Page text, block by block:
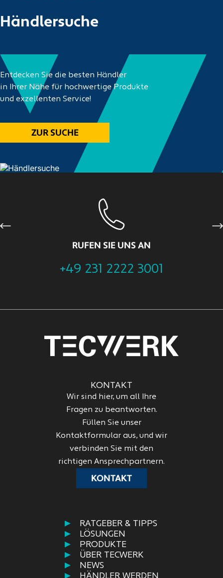
Händlersuche
Entdecken Sie die besten Händler
in Ihrer Nähe für hochwertige Produkte
und exzellenten Service!
ZUR SUCHE
RUFEN SIE UNS AN
+49 231 2222 3001
Previous
RATGEBER & TIPPS
LÖSUNGEN
PRODUKTE
ÜBER TECWERK
NEWS
KONTAKT
Wir sind hier, um all Ihre
Fragen zu beantworten.
Füllen Sie unser
Kontaktformular aus, und wir
verbinden Sie mit den
richtigen Ansprechpartnern.
KONTAKT